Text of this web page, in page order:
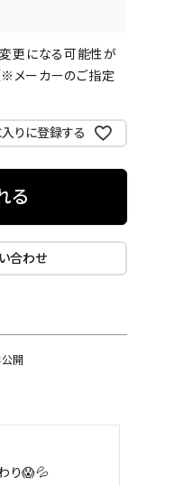
更になる可能性が
※メーカーのご指定
りに登録する
る
合わせ
開
り😱💦